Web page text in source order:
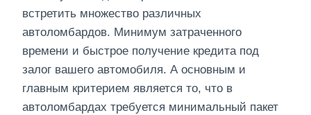
встретить множество различных
автоломбардов. Минимум затраченного
времени и быстрое получение кредита под
залог вашего автомобиля. А основным и
главным критерием является то, что в
автоломбардах требуется минимальный пакет